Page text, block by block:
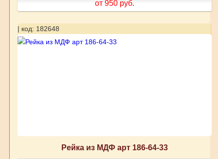
от 950 руб.
| код: 182648
Рейка из МДФ арт 186-64-33